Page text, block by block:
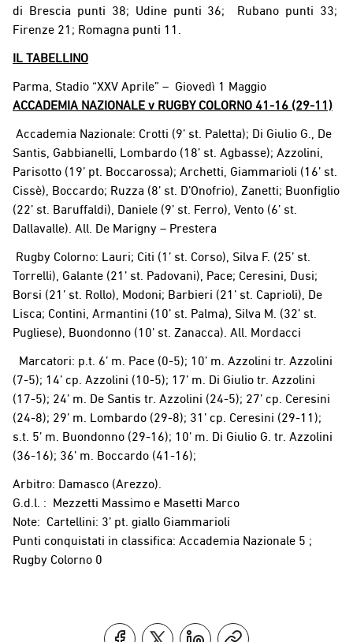
di Brescia punti 38; Udine punti 36; Rubano punti 33;
Firenze 21; Romagna punti 11.
IL TABELLINO
Parma, Stadio “XXV Aprile” – Giovedì 1 Maggio
ACCADEMIA NAZIONALE v RUGBY COLORNO 41-16 (29-11)
Accademia Nazionale: Crotti (9’ st. Paletta); Di Giulio G., De
Santis, Gabbianelli, Lombardo (18’ st. Agbasse); Azzolini,
Parisotto (19’ pt. Boccarossa); Archetti, Giammarioli (16’ st.
Cissè), Boccardo; Ruzza (8’ st. D’Onofrio), Zanetti; Buonfiglio
(22’ st. Baruffaldi), Daniele (9’ st. Ferro), Vento (6’ st.
Dallavalle). All. De Marigny – Prestera
Rugby Colorno: Lauri; Citi (1’ st. Corso), Silva F. (25’ st.
Torrelli), Galante (21’ st. Padovani), Pace; Ceresini, Dusi;
Borsi (21’ st. Rollo), Modoni; Barbieri (21’ st. Caprioli), De
Lisca; Contini, Armantini (10’ st. Palma), Silva M. (32’ st.
Pugliese), Buondonno (10’ st. Zanacca). All. Mordacci
Marcatori: p.t. 6’ m. Pace (0-5); 10’ m. Azzolini tr. Azzolini
(7-5); 14’ cp. Azzolini (10-5); 17’ m. Di Giulio tr. Azzolini
(17-5); 24’ m. De Santis tr. Azzolini (24-5); 27’ cp. Ceresini
(24-8); 29’ m. Lombardo (29-8); 31’ cp. Ceresini (29-11);
s.t. 5’ m. Buondonno (29-16); 10’ m. Di Giulio G. tr. Azzolini
(36-16); 36’ m. Boccardo (41-16);
Arbitro: Damasco (Arezzo).
G.d.l. : Mezzetti Massimo e Masetti Marco
Note: Cartellini: 3’ pt. giallo Giammarioli
Punti conquistati in classifica: Accademia Nazionale 5 ;
Rugby Colorno 0